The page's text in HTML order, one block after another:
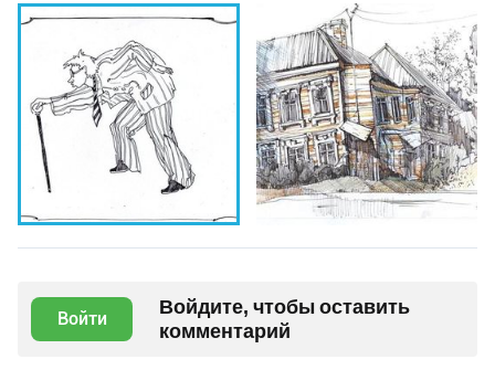
Войти
Войдите, чтобы оставить
комментарий